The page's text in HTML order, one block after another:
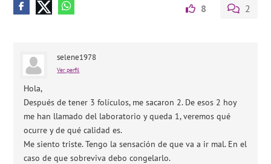
8 2
selene1978
Ver perfil
Hola,
Después de tener 3 folículos, me sacaron 2. De esos 2 hoy
me han llamado del laboratorio y queda 1, veremos qué
ocurre y de qué calidad es.
Me siento triste. Tengo la sensación de que va a ir mal. En el
caso de que sobreviva debo congelarlo.